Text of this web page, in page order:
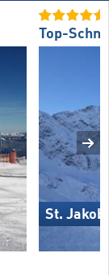
Top-
St.